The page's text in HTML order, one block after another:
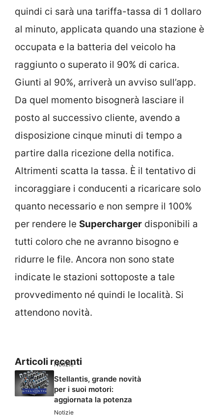
quindi ci sarà una tariffa-tassa di 1 dollaro
al minuto, applicata quando una stazione è
occupata e la batteria del veicolo ha
raggiunto o superato il 90% di carica.
Giunti al 90%, arriverà un avviso sull’app.
Da quel momento bisognerà lasciare il
posto al successivo cliente, avendo a
disposizione cinque minuti di tempo a
partire dalla ricezione della notifica.
Altrimenti scatta la tassa. È il tentativo di
incoraggiare i conducenti a ricaricare solo
quanto necessario e non sempre il 100%
per rendere le Supercharger disponibili a
tutti coloro che ne avranno bisogno e
ridurre le file. Ancora non sono state
indicate le stazioni sottoposte a tale
provvedimento né quindi le località. Si
attendono novità.
Articoli recenti
Notizie
Stellantis, grande novità
per i suoi motori:
aggiornata la potenza
Notizie